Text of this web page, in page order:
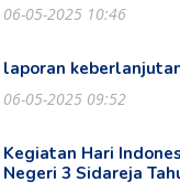
06-05-2025 10:46
laporan
06-05-2025 09:52
Kegiatan Hari
Negeri 3 Sidareja